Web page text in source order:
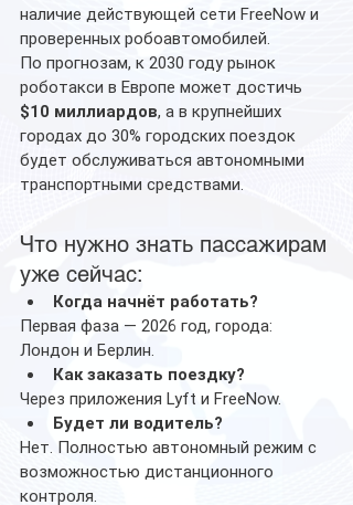
наличие действующей сети FreeNow и
проверенных робоавтомобилей.
По прогнозам, к 2030 году рынок
роботакси в Европе может достичь
$10 миллиардов, а в крупнейших
городах до 30% городских поездок
будет обслуживаться автономными
транспортными средствами.
Что нужно знать пассажирам
уже сейчас:
Когда начнёт работать?
Первая фаза — 2026 год, города:
Лондон и Берлин.
Как заказать поездку?
Через приложения Lyft и FreeNow.
Будет ли водитель?
Нет. Полностью автономный режим с
возможностью дистанционного
контроля.